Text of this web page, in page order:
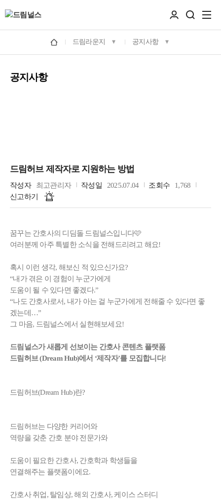
드림라운지 공지사항
공지사항
드림허브 제작자로 지원하는 방법
작성자 최고관리자 작성일 2025.07.04 조회수
1,768
신고하기
꿈꾸는 간호사의 디딤돌 드림널스입니다🩷
여러분께 아주 특별한 소식을 전해드리려고 해요!
혹시 이런 생각, 해보신 적 있으신가요?
“내가 겪은 이 경험이 누군가에게
도움이 될 수 있다면 좋겠다.”
“나도 간호사로서, 내가 아는 걸 누군가에게 전해줄 수 있다면 좋
겠는데…”
그 마음, 드림널스에서 실현해보세요!
드림널스가 새롭게 선보이는 간호사 콘텐츠 플랫폼
드림허브 (Dream Hub)에서 ‘제작자’를 모집합니다!
드림허브(Dream Hub)란?
드림허브는 다양한 커리어와
역량을 갖춘 간호 분야 전문가와
도움이 필요한 간호사, 간호학과 학생들을
연결해주는 플랫폼이에요.
간호사 취업, 탈임상, 해외 간호사, 케이스 스터디